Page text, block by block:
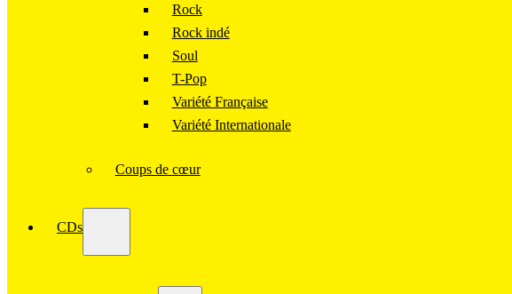
Rock
Rock indé
Soul
T-Pop
Variété Française
Variété Internationale
Coups de cœur
CDs